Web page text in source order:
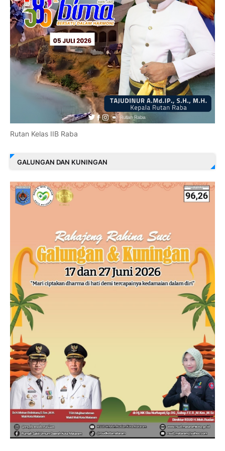
Rutan Kelas IIB Raba
GALUNGAN DAN KUNINGAN